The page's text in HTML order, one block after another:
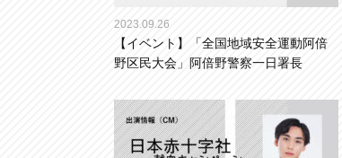
2023.09.26
【イベント】「全国地域安全運動阿倍
野区民大会」阿倍野警察一日署長